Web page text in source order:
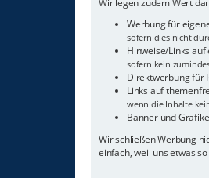
Wir legen zudem Wert
Werbung für
sofern dies nicht
Hinweise/Links
sofern kein
Direktwerbung für
Links auf
wenn die Inhalte
Banner und
Wir schließen Werbung
einfach, weil uns etwas